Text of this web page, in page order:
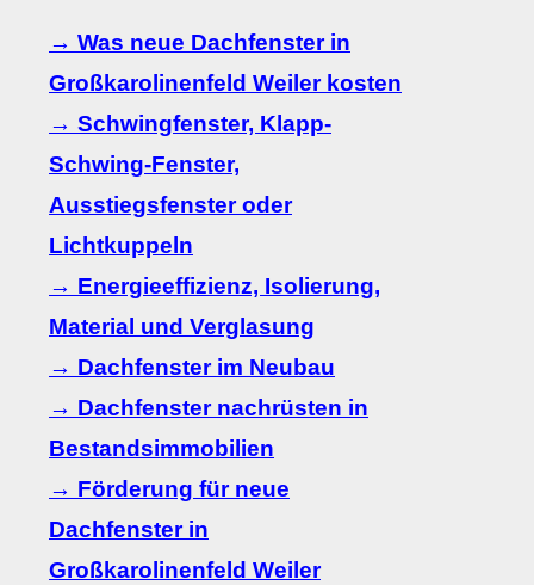
→ Was neue Dachfenster in
Großkarolinenfeld Weiler kosten
→ Schwingfenster, Klapp-
Schwing-Fenster,
Ausstiegsfenster oder
Lichtkuppeln
→ Energieeffizienz, Isolierung,
Material und Verglasung
→ Dachfenster im Neubau
→ Dachfenster nachrüsten in
Bestandsimmobilien
→ Förderung für neue
Dachfenster in
Großkarolinenfeld Weiler